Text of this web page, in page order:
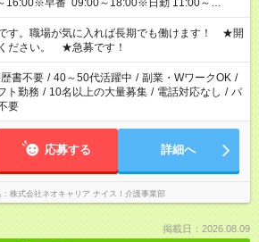
16:00※早番 09:00～18:00※日勤 11:00～
間は、固定・選べる施設もあるので、ご希望が
ます！ ※シフト制。勤務地により実働時間が異
の都合でお休みが必要な場合も遠慮なくご相談
す。職場が気に入れば長期でも働けます！ ★開
ださい。 ★急募です！
書不要 / 40～50代活躍中 / 副業・WワークOK /
ト勤務 / 10名以上の大量募集 / 電話対応なし / パ
要
応募する 詳細へ
株式会社ネオキャリア ナイス！介護事業部
掲載日：2026.08.09